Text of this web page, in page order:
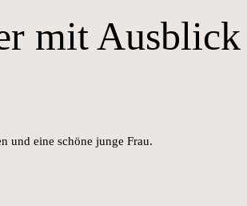
mit Ausblick
und eine schöne junge Frau.